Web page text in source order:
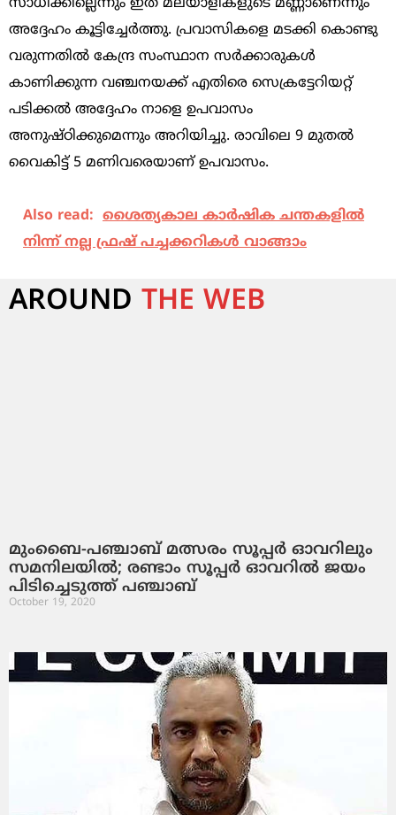
അദ്ദേഹം കൂട്ടിച്ചേര്‍ത്തു. പ്രവാസികളെ മടക്കി കൊണ്ടു
വരുന്നതില്‍ കേന്ദ്ര സംസ്ഥാന സര്‍ക്കാരുകള്‍
കാണിക്കുന്ന വഞ്ചനയക്ക് എതിരെ സെക്രട്ടേറിയറ്റ്
പടിക്കല്‍ അദ്ദേഹം നാളെ ഉപവാസം
അനുഷ്ഠിക്കുമെന്നും അറിയിച്ചു. രാവിലെ 9 മുതല്‍
വൈകിട്ട് 5 മണിവരെയാണ് ഉപവാസം.
Also read: ശൈത്യകാല കാര്‍ഷിക ചന്തകളില്‍
നിന്ന് നല്ല ഫ്രഷ് പച്ചക്കറികള്‍ വാങ്ങാം
AROUND THE WEB
മുംബൈ-പഞ്ചാബ് മത്സരം സൂപ്പർ ഓവറിലും
സമനിലയിൽ; രണ്ടാം സൂപ്പർ ഓവറിൽ ജയം
പിടിച്ചെടുത്ത് പഞ്ചാബ്
October 19, 2020